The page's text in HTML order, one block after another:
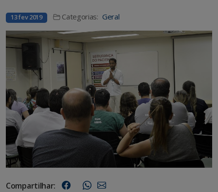
13 fev 2019 Categorias: Geral
Compartilhar: